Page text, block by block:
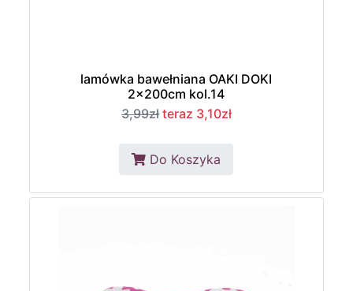
lamówka bawełniana OAKI DOKI
2x200cm kol.14
3,99zł teraz 3,10zł
Do Koszyka